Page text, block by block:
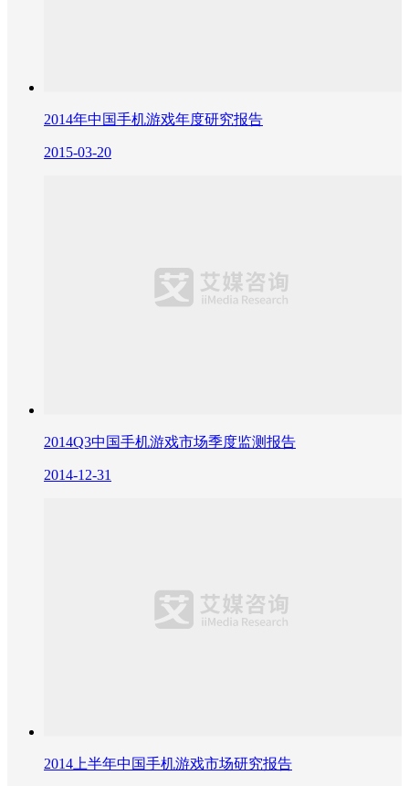
2014年中国手机游戏年度研究报告
2015-03-20
2014Q3中国手机游戏市场季度监测报告
2014-12-31
2014上半年中国手机游戏市场研究报告